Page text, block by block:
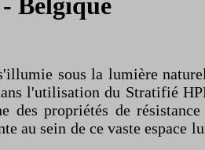
sous la lumière
l'utilisation du Stratifié
des propriétés de
au sein de ce vaste